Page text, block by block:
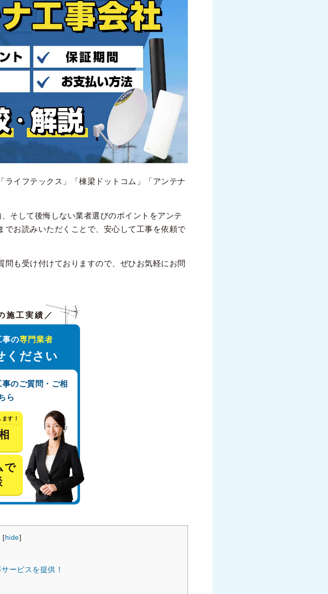
イフテックス」「棟梁ドットコム」「アンテナ
そして後悔しない業者選びのポイントをアンテ
お読みいただくことで、安心して工事を依頼で
も受け付けておりますので、ぜひお気軽にお問
施工実績／
事の専門業者
ください
のご質問・ご相
ら
す！
で
[ hide]
ービスを提供！